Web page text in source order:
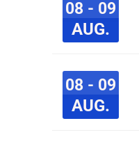
08 - 09
AUG.
08 - 09
AUG.